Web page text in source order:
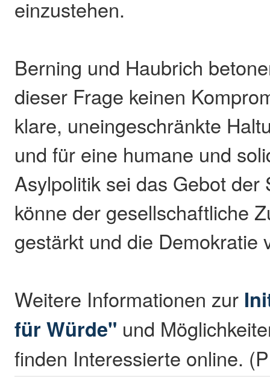
einzustehen.
Berning und Haubrich
dieser Frage keinen
klare, uneingeschränkte
und für eine humane und
Asylpolitik sei das Gebot der
könne der gesellschaftliche
gestärkt und die Demokratie
Weitere Informationen zur
für Würde" und
finden Interessierte online.